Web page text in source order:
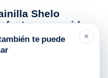
Shelo
para cuidar
sabor
×
te puede